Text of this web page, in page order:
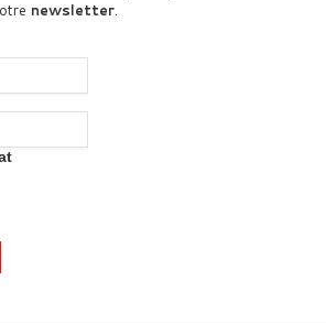
newsletter